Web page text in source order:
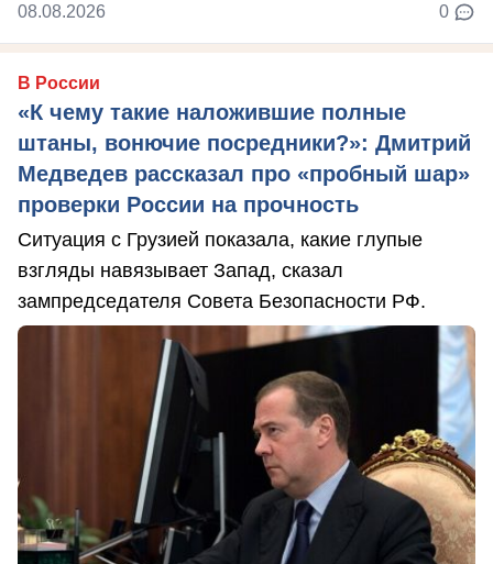
08.08.2026 0
В России
«К чему такие наложившие полные
штаны, вонючие посредники?»: Дмитрий
Медведев рассказал про «пробный шар»
проверки России на прочность
Ситуация с Грузией показала, какие глупые
взгляды навязывает Запад, сказал
зампредседателя Совета Безопасности РФ.